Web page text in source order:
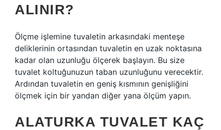
ALINIR?
Ölçme işlemine tuvaletin arkasındaki menteşe
deliklerinin ortasından tuvaletin en uzak noktasına
kadar olan uzunluğu ölçerek başlayın. Bu size
tuvalet koltuğunuzun taban uzunluğunu verecektir.
Ardından tuvaletin en geniş kısmının genişliğini
ölçmek için bir yandan diğer yana ölçüm yapın.
ALATURKA TUVALET KAÇ